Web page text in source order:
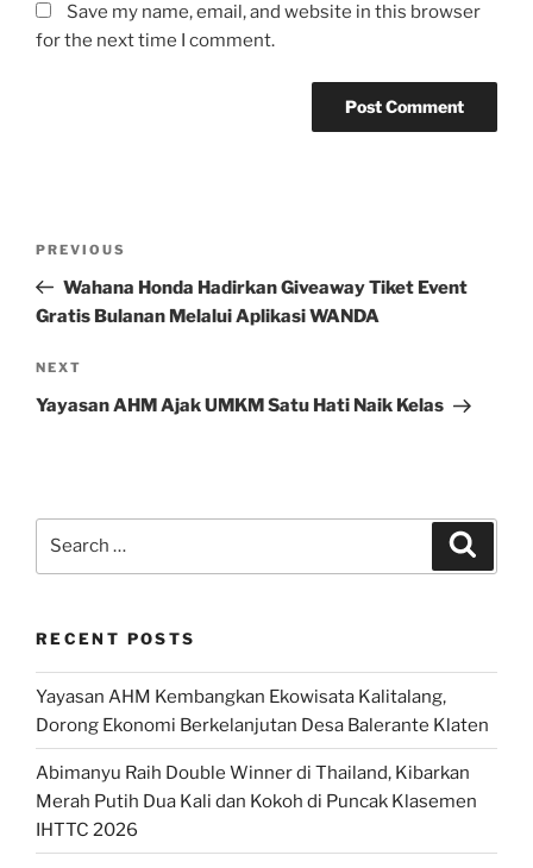
Save my name, email, and website in this browser
for the next time I comment.
Previous
Post
PREVIOUS
Wahana Honda Hadirkan Giveaway Tiket Event
Gratis Bulanan Melalui Aplikasi WANDA
Next
Post
NEXT
Yayasan AHM Ajak UMKM Satu Hati Naik Kelas
RECENT POSTS
Yayasan AHM Kembangkan Ekowisata Kalitalang,
Dorong Ekonomi Berkelanjutan Desa Balerante Klaten
Abimanyu Raih Double Winner di Thailand, Kibarkan
Merah Putih Dua Kali dan Kokoh di Puncak Klasemen
IHTTC 2026